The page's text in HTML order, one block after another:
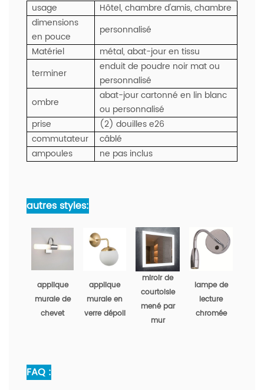
usage
Hôtel, chambre d'amis, chambre
dimensions
en pouce
personnalisé
Matériel
métal, abat-jour en tissu
terminer
enduit de poudre noir mat ou
personnalisé
ombre
abat-jour cartonné en lin blanc
ou personnalisé
prise
(2) douilles e26
commutateur
câblé
ampoules
ne pas inclus
autres styles:
applique
murale de
chevet
applique
murale en
verre dépoli
miroir de
courtoisie
mené par
mur
lampe de
lecture
chromée
FAQ :